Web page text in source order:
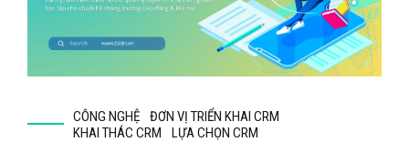
CÔNG NGHỆ
ĐƠN VỊ TRIỂN KHAI CRM
KHAI THÁC CRM
LỰA CHỌN CRM